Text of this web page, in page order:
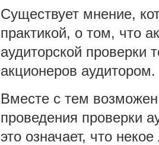
Существует мнение,
практикой, о том, что
аудиторской
акционеров аудитором.
Вместе с тем
проведения проверки
это означает, что